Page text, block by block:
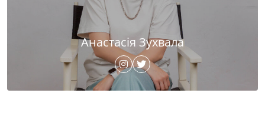
Анастасія Зухвала